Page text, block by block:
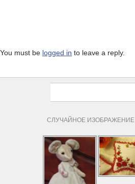
You must be logged in to leave a reply.
СЛУЧАЙНОЕ ИЗОБРАЖЕНИЕ